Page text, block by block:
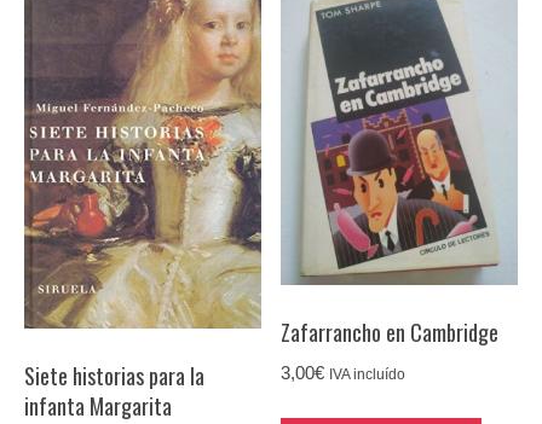
Siete historias para la
infanta Margarita
Zafarrancho en Cambridge
3,00€ IVA incluído